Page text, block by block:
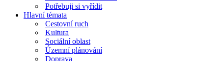
Potřebuji si vyřídit
Hlavní témata
Cestovní ruch
Kultura
Sociální oblast
Územní plánování
Doprava